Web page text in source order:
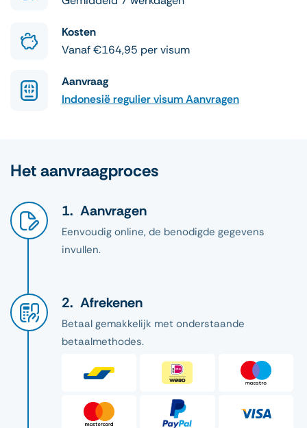
Kosten
Vanaf €164,95 per visum
Aanvraag
Indonesië regulier visum Aanvragen
Het aanvraagproces
Aanvragen
Eenvoudig online, de benodigde gegevens
invullen.
Afrekenen
Betaal gemakkelijk met onderstaande
betaalmethodes.